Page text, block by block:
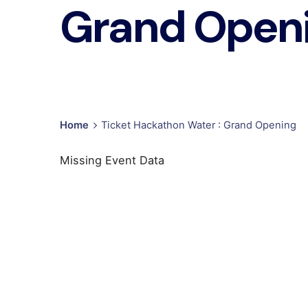
Grand
Home Ticket Hackathon Water : Grand Opening
Missing Event Data